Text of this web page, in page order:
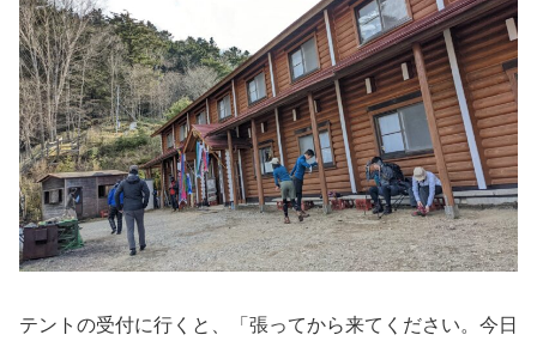
テントの受付に行くと、「張ってから来てください。今日